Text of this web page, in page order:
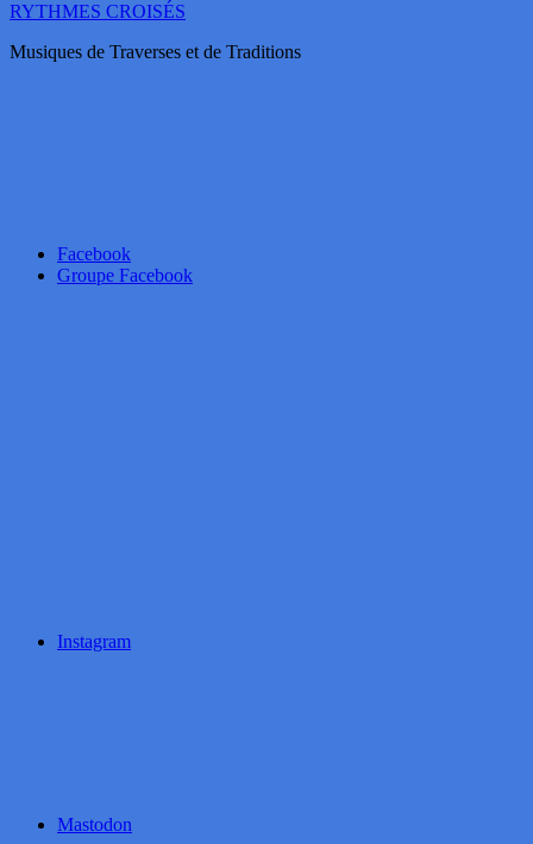
RYTHMES CROISÉS
Musiques de Traverses et de Traditions
Facebook
Groupe Facebook
Instagram
Mastodon